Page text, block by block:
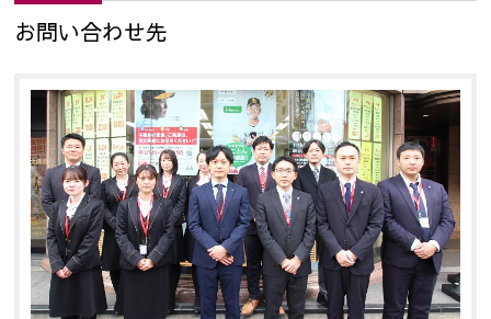
お問い合わせ先